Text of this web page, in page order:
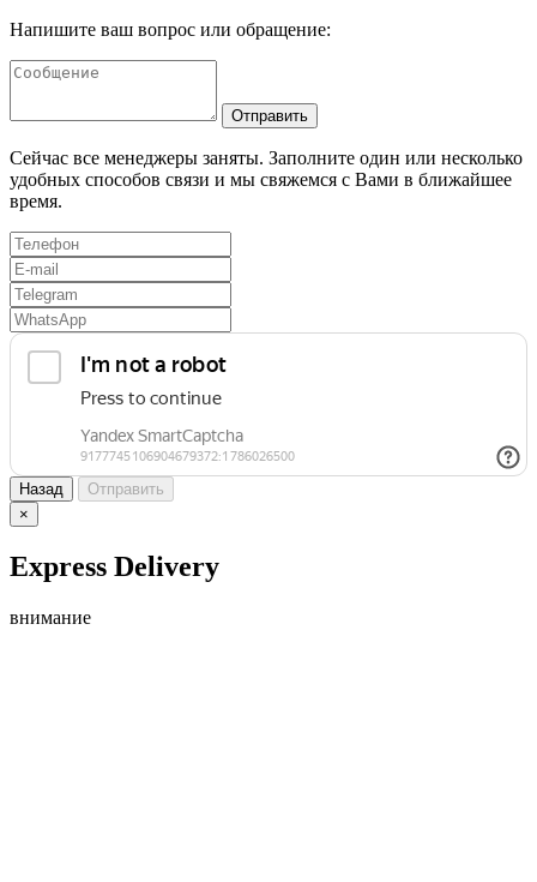
Напишите ваш вопрос или обращение:
Отправить
Сейчас все менеджеры заняты. Заполните один или несколько
удобных способов связи и мы свяжемся с Вами в ближайшее
время.
Назад
Отправить
×
Express Delivery
внимание